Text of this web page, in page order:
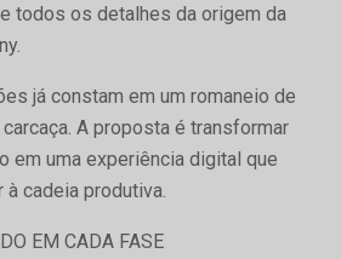
todos os detalhes da origem da
já constam em um romaneio de
A proposta é transformar
em uma experiência digital que
cadeia produtiva.
EM CADA FASE